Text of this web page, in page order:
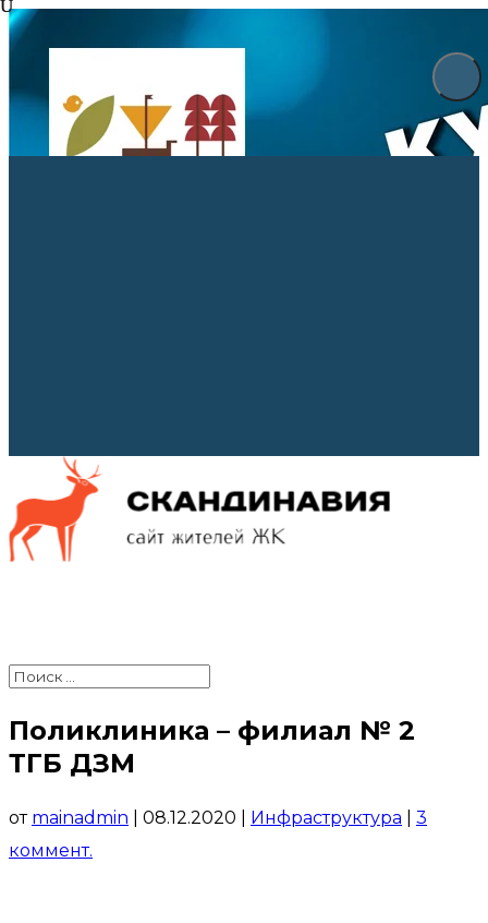
Поликлиника – филиал № 2
ТГБ ДЗМ
от mainadmin 08.12.2020 Инфраструктура
3
коммент.